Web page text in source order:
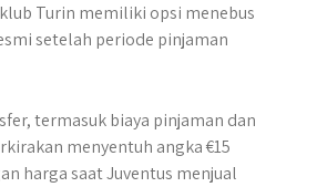
Turin memiliki opsi menebus
setelah periode pinjaman
termasuk biaya pinjaman dan
menyentuh angka €15
harga saat Juventus menjual